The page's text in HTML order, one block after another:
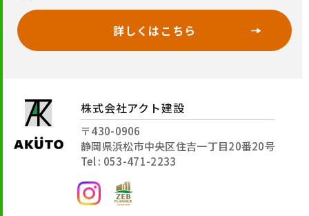
詳しくはこちら
株式会社アクト建設
〒430-0906
静岡県浜松市中央区住吉一丁目20番20号
Tel : 053-471-2233